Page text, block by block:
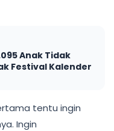
Anak Tidak
Festival Kalender
tentu ingin
Ingin